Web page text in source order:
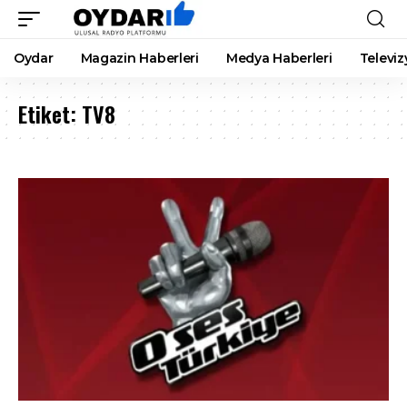
Oydar Magazin Haberleri Medya Haberleri
Etiket: TV8